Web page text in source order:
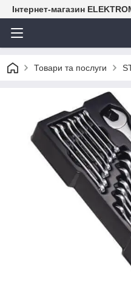
Інтернет-магазин
Товари та послуги